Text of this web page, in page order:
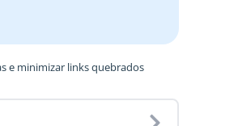
e minimizar links quebrados